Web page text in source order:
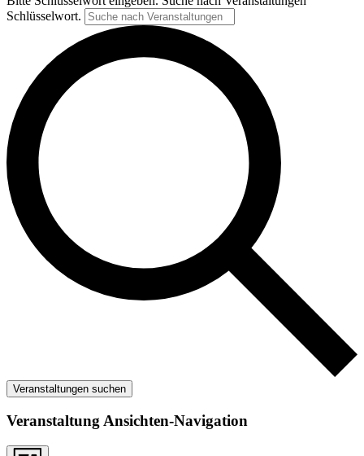
Schlüsselwort.
Veranstaltungen suchen
Veranstaltung Ansichten-Navigation